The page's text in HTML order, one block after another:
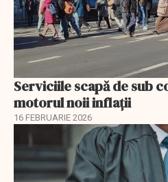
Serviciile scapă de sub
motorul noii inflații
16 FEBRUARIE 2026